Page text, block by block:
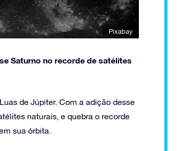
Pixabay
Saturno no recorde de satélites
de Júpiter. Com a adição desse
naturais, e quebra o recorde
sua órbita.